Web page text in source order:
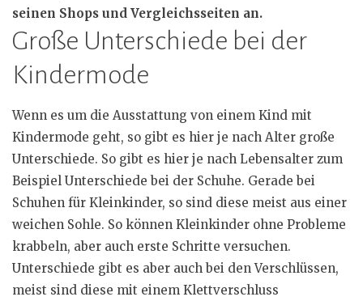
seinen Shops und Vergleichsseiten an.
Große Unterschiede bei der
Kindermode
Wenn es um die Ausstattung von einem Kind mit
Kindermode geht, so gibt es hier je nach Alter große
Unterschiede. So gibt es hier je nach Lebensalter zum
Beispiel Unterschiede bei der Schuhe. Gerade bei
Schuhen für Kleinkinder, so sind diese meist aus einer
weichen Sohle. So können Kleinkinder ohne Probleme
krabbeln, aber auch erste Schritte versuchen.
Unterschiede gibt es aber auch bei den Verschlüssen,
meist sind diese mit einem Klettverschluss